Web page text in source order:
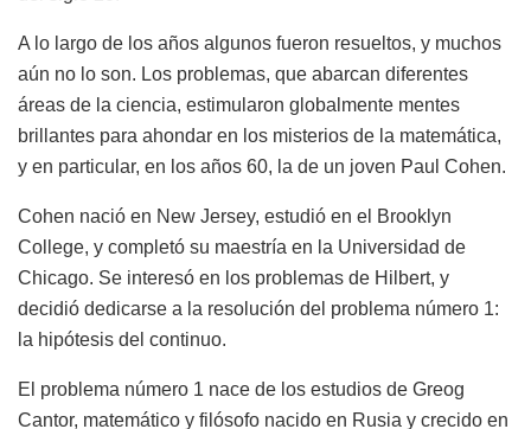
A lo largo de los años algunos fueron resueltos, y muchos
aún no lo son. Los problemas, que abarcan diferentes
áreas de la ciencia, estimularon globalmente mentes
brillantes para ahondar en los misterios de la matemática,
y en particular, en los años 60, la de un joven Paul Cohen.
Cohen nació en New Jersey, estudió en el Brooklyn
College, y completó su maestría en la Universidad de
Chicago. Se interesó en los problemas de Hilbert, y
decidió dedicarse a la resolución del problema número 1:
la hipótesis del continuo.
El problema número 1 nace de los estudios de Greog
Cantor, matemático y filósofo nacido en Rusia y crecido en